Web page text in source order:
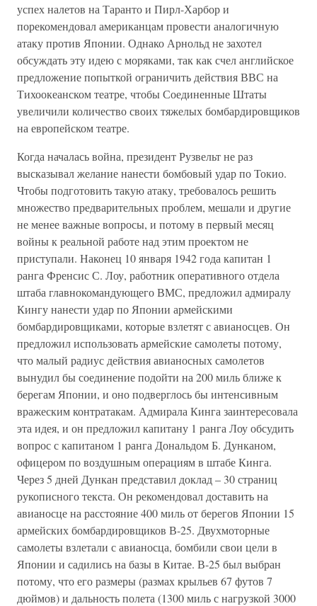
успех налетов на Таранто и Пирл-Харбор и
порекомендовал американцам провести аналогичную
атаку против Японии. Однако Арнольд не захотел
обсуждать эту идею с моряками, так как счел английское
предложение попыткой ограничить действия ВВС на
Тихоокеанском театре, чтобы Соединенные Штаты
увеличили количество своих тяжелых бомбардировщиков
на европейском театре.
Когда началась война, президент Рузвельт не раз
высказывал желание нанести бомбовый удар по Токио.
Чтобы подготовить такую атаку, требовалось решить
множество предварительных проблем, мешали и другие
не менее важные вопросы, и потому в первый месяц
войны к реальной работе над этим проектом не
приступали. Наконец 10 января 1942 года капитан 1
ранга Френсис С. Лоу, работник оперативного отдела
штаба главнокомандующего ВМС, предложил адмиралу
Кингу нанести удар по Японии армейскими
бомбардировщиками, которые взлетят с авианосцев. Он
предложил использовать армейские самолеты потому,
что малый радиус действия авианосных самолетов
вынудил бы соединение подойти на 200 миль ближе к
берегам Японии, и оно подверглось бы интенсивным
вражеским контратакам. Адмирала Кинга заинтересовала
эта идея, и он предложил капитану 1 ранга Лоу обсудить
вопрос с капитаном 1 ранга Дональдом Б. Дунканом,
офицером по воздушным операциям в штабе Кинга.
Через 5 дней Дункан представил доклад – 30 страниц
рукописного текста. Он рекомендовал доставить на
авианосце на расстояние 400 миль от берегов Японии 15
армейских бомбардировщиков В-25. Двухмоторные
самолеты взлетали с авианосца, бомбили свои цели в
Японии и садились на базы в Китае. В-25 был выбран
потому, что его размеры (размах крыльев 67 футов 7
дюймов) и дальность полета (1300 миль с нагрузкой 3000